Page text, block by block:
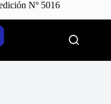
Nº 5016